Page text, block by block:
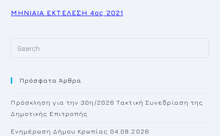
ΜΗΝΙΑΙΑ ΕΚΤΕΛΕΣΗ 4ος 2021
Πρόσφατα Άρθρα
Πρόσκληση για την 30η/2026 Τακτική Συνεδρίαση της
Δημοτικής Επιτροπής
Ενημέρωση Δήμου Κρωπίας 04.08.2026